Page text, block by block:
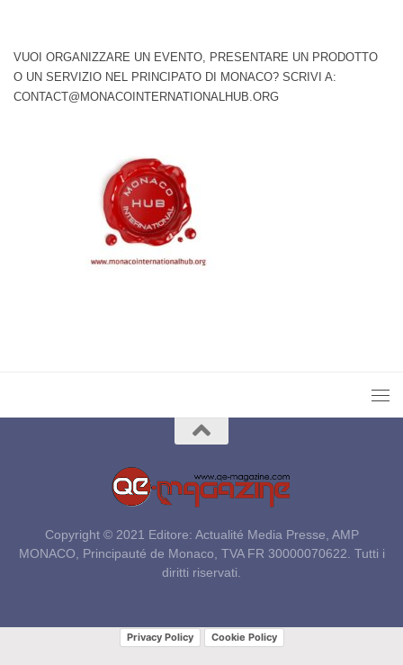
VUOI ORGANIZZARE UN EVENTO, PRESENTARE UN PRODOTTO
O UN SERVIZIO NEL PRINCIPATO DI MONACO? SCRIVI A:
CONTACT@MONACOINTERNATIONALHUB.ORG
Copyright © 2021 Editore: Actualité Media Presse, AMP
MONACO, Principauté de Monaco, TVA FR 30000070622. Tutti i
diritti riservati.
Privacy Policy Cookie Policy